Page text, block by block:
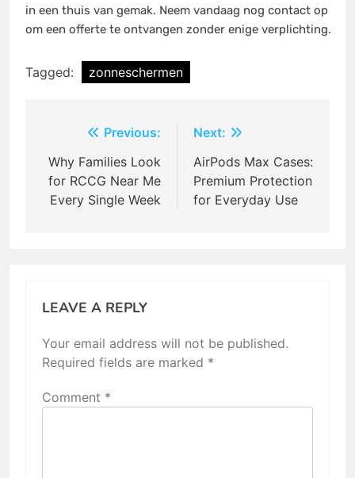
in een thuis van gemak. Neem vandaag nog contact op
om een offerte te ontvangen zonder enige verplichting.
Tagged: zonneschermen
navigation
Previous:
Why Families Look
for RCCG Near Me
Every Single Week
Next:
AirPods Max Cases:
Premium Protection
for Everyday Use
LEAVE A REPLY
Your email address will not be published.
Required fields are marked *
Comment *